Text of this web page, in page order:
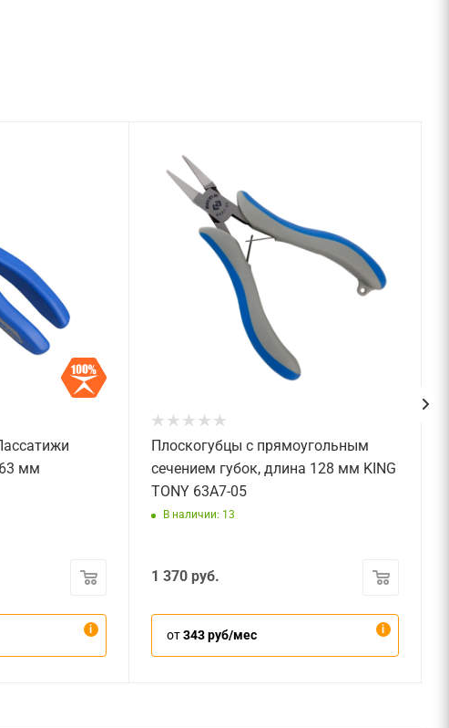
мм
Плоскогубцы с прямоугольным
сечением губок, длина 128 мм KING
TONY 63A7-05
В наличии: 13
1 370 руб.
от343 руб/мес